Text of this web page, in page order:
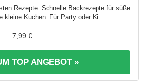
Rezepte. Schnelle Backrezepte für süße
kleine Kuchen: Für Party oder Ki ...
7,99 €
TOP ANGEBOT »